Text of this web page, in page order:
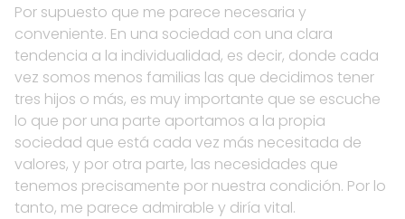
Por supuesto que me parece necesaria y
conveniente. En una sociedad con una clara
tendencia a la individualidad, es decir, donde cada
vez somos menos familias las que decidimos tener
tres hijos o más, es muy importante que se escuche
lo que por una parte aportamos a la propia
sociedad que está cada vez más necesitada de
valores, y por otra parte, las necesidades que
tenemos precisamente por nuestra condición. Por lo
tanto, me parece admirable y diría vital.